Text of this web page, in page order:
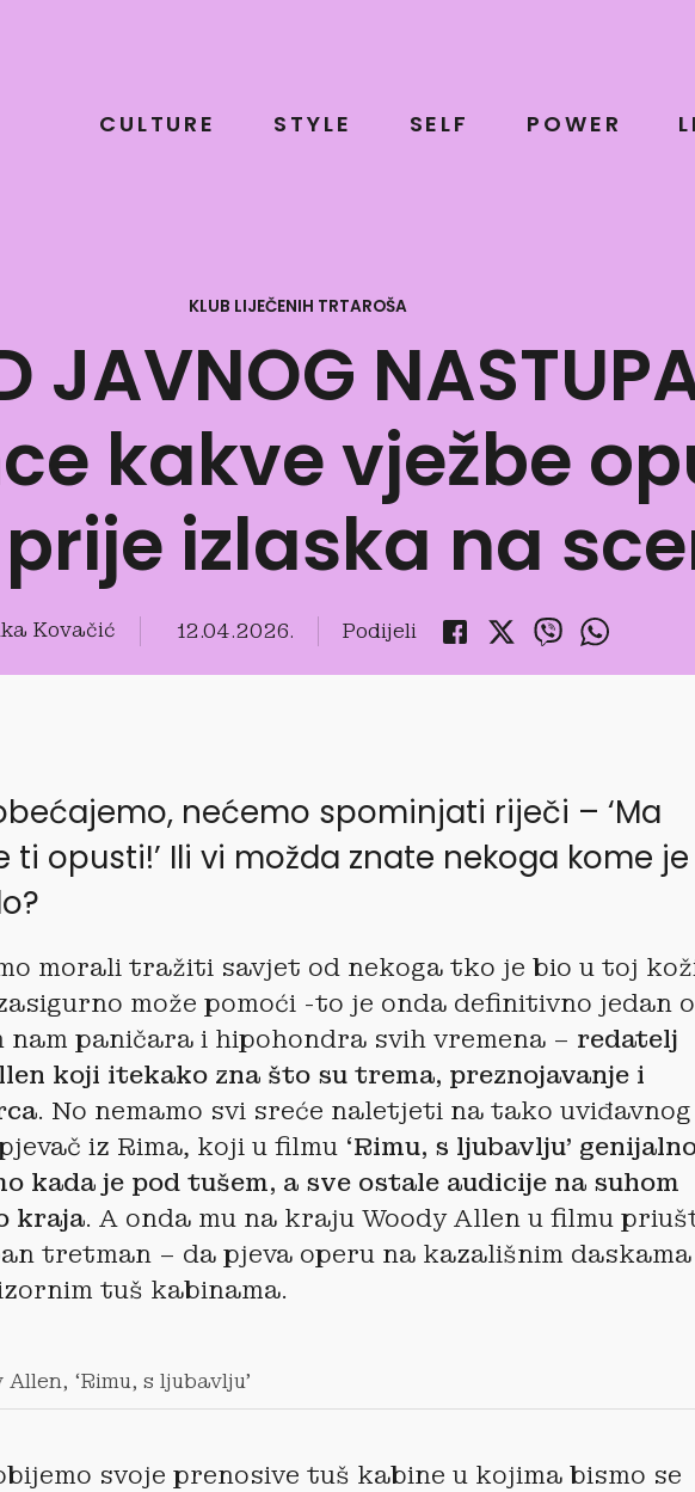
CULTURE STYLE SELF POWER
KLUB LIJEČENIH TRTAROŠA
JAVNOG
kakve vježbe
izlaska na
Kovačić 12.04.2026. Podijeli
nećemo spominjati riječi – ‘Ma
ti opusti!’ Ili vi možda znate nekoga kome je
morali tražiti savjet od nekoga tko je bio u toj
može pomoći -to je onda definitivno jedan
paničara i hipohondra svih vremena – redatelj
koji itekako zna što su trema, preznojavanje i
. No nemamo svi sreće naletjeti na tako uviđavnog
iz Rima, koji u filmu ‘Rimu, s ljubavlju’
kada je pod tušem, a sve ostale audicije na suhom
kraja. A onda mu na kraju Woody Allen u filmu
tretman – da pjeva operu na kazališnim
tuš kabinama.
Allen, ‘Rimu, s ljubavlju’
svoje prenosive tuš kabine u kojima bismo se